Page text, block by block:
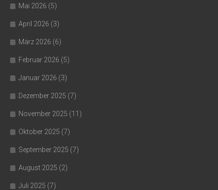
Mai 2026 (5)
April 2026 (3)
März 2026 (6)
Februar 2026 (5)
Januar 2026 (3)
Dezember 2025 (7)
November 2025 (11)
Oktober 2025 (7)
September 2025 (7)
August 2025 (2)
Juli 2025 (7)